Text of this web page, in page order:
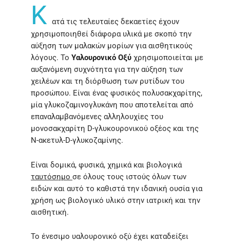
K ατά τις τελευταίες δεκαετίες έχουν
χρησιμοποιηθεί διάφορα υλικά με σκοπό την
αύξηση των μαλακών μορίων για αισθητικούς
λόγους. Το Yαλουρονικό Oξύ χρησιμοποιείται με
αυξανόμενη συχνότητα για την αύξηση των
χειλέων και τη διόρθωση των ρυτίδων του
προσώπου. Είναι ένας φυσικός πολυσακχαρίτης,
μία γλυκοζαμινογλυκάνη που αποτελείται από
επαναλαμβανόμενες αλληλουχίες του
μονοσακχαρίτη D-γλυκουρονικού οξέος και της
N-ακετυλ-D-γλυκοζαμίνης.
Είναι δομικά, φυσικά, χημικά και βιολογικά
ταυτόσημο σε όλους τους ιστούς όλων των
ειδών και αυτό το καθιστά την ιδανική ουσία για
χρήση ως βιολογικό υλικό στην ιατρική και την
αισθητική.
Το ένεσιμο υαλουρονικό οξύ έχει καταδείξει